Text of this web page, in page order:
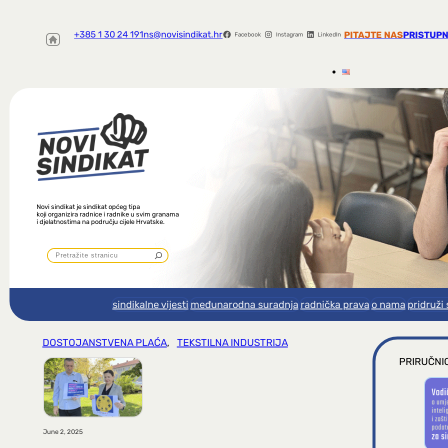
+385 1 30 24 191ns@novisindikat.hr Facebook Instagram LinkedIn PITAJTE NAS
Novi sindikat je sindikat općeg tipa
koji organizira radnice i radnike u svim granama
i djelatnostima na području cijele Hrvatske.
P
r
t
r
a
g
a
sindikalne vijesti međunarodna suradnja radnička prava o nama pridruži
DOSTOJANSTVENA PLAĆA, TEKSTILNA INDUSTRIJA
June 2, 2025